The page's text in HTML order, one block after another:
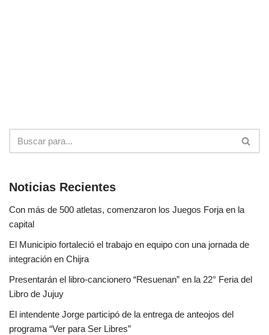
Noticias Recientes
Con más de 500 atletas, comenzaron los Juegos Forja en la
capital
El Municipio fortaleció el trabajo en equipo con una jornada de
integración en Chijra
Presentarán el libro-cancionero “Resuenan” en la 22° Feria del
Libro de Jujuy
El intendente Jorge participó de la entrega de anteojos del
programa “Ver para Ser Libres”